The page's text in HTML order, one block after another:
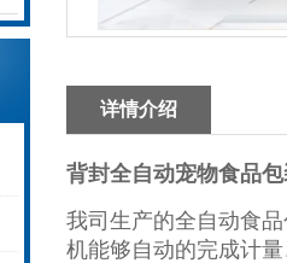
详情介绍
背封全自动宠物食品
我司生产的全自动食
机能够自动的完成计